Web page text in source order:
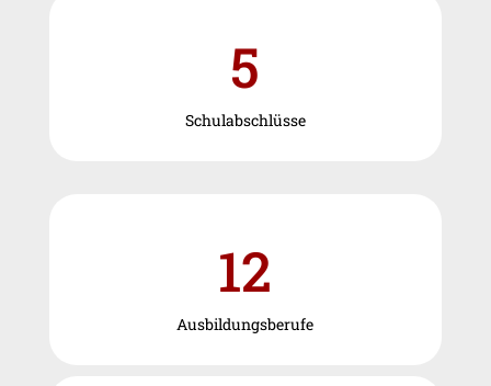
5
Schulabschlüsse
12
Ausbildungsberufe